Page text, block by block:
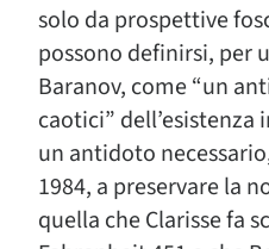
solo da prospettive
possono definirsi, per
Baranov, come “un
caotici”
un antidoto
1984, a preservare la
quella che Clarisse fa